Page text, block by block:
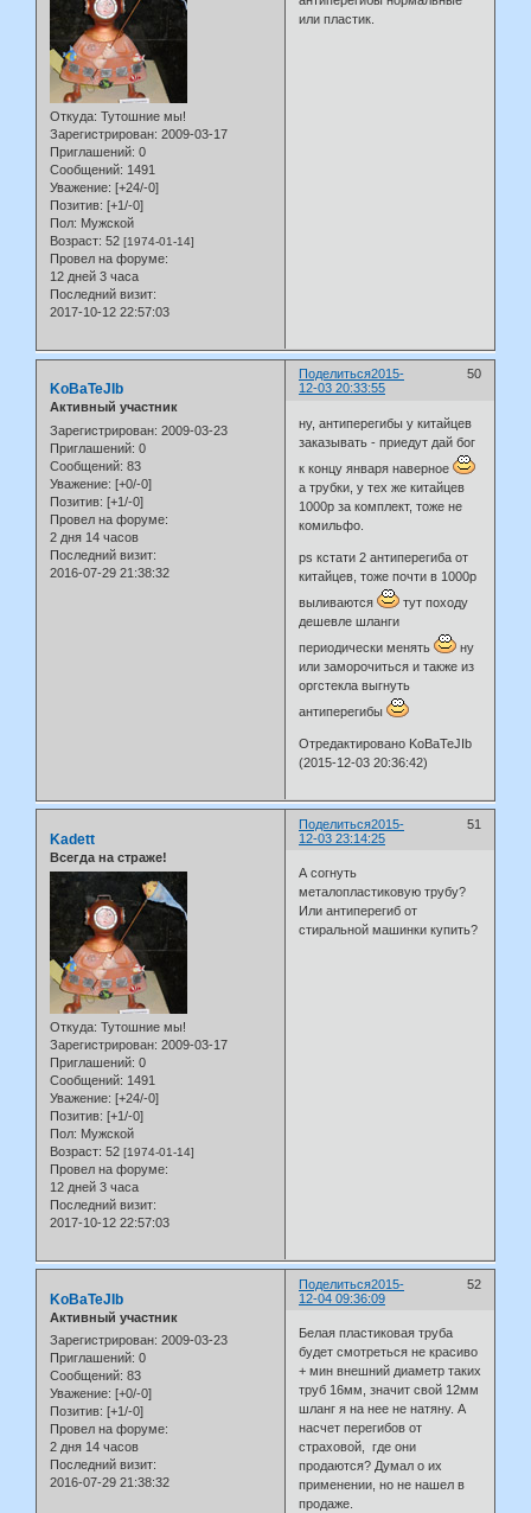
Откуда: Тутошние мы!
Зарегистрирован: 2009-03-17
Приглашений: 0
Сообщений: 1491
Уважение: [+24/-0]
Позитив: [+1/-0]
Пол: Мужской
Возраст: 52 [1974-01-14]
Провел на форуме:
12 дней 3 часа
Последний визит:
2017-10-12 22:57:03
или пластик.
Поделиться 50
2015-
12-03 20:33:55
KoBaTeJIb
Активный участник
Зарегистрирован: 2009-03-23
Приглашений: 0
Сообщений: 83
Уважение: [+0/-0]
Позитив: [+1/-0]
Провел на форуме:
2 дня 14 часов
Последний визит:
2016-07-29 21:38:32
ну, антиперегибы у китайцев
заказывать - приедут дай бог
к концу января наверное
а трубки, у тех же китайцев
1000р за комплект, тоже не
комильфо.
ps кстати 2 антиперегиба от
китайцев, тоже почти в 1000р
выливаются
тут походу
дешевле шланги
периодически менять
ну
или заморочиться и также из
оргстекла выгнуть
антиперегибы
Отредактировано KoBaTeJIb
(2015-12-03 20:36:42)
Поделиться 51
2015-
12-03 23:14:25
Kadett
Всегда на страже!
Откуда: Тутошние мы!
Зарегистрирован: 2009-03-17
Приглашений: 0
Сообщений: 1491
Уважение: [+24/-0]
Позитив: [+1/-0]
Пол: Мужской
Возраст: 52 [1974-01-14]
Провел на форуме:
12 дней 3 часа
Последний визит:
2017-10-12 22:57:03
А согнуть
металопластиковую трубу?
Или антиперегиб от
стиральной машинки купить?
Поделиться 52
2015-
12-04 09:36:09
KoBaTeJIb
Активный участник
Зарегистрирован: 2009-03-23
Приглашений: 0
Сообщений: 83
Уважение: [+0/-0]
Позитив: [+1/-0]
Провел на форуме:
2 дня 14 часов
Последний визит:
2016-07-29 21:38:32
Белая пластиковая труба
будет смотреться не красиво
+ мин внешний диаметр таких
труб 16мм, значит свой 12мм
шланг я на нее не натяну. А
насчет перегибов от
страховой, где они
продаются? Думал о их
применении, но не нашел в
продаже.